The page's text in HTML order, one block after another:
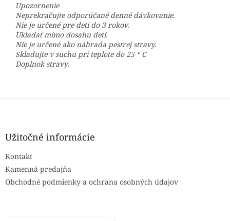
Upozornenie
Neprekračujte odporúčané denné dávkovanie.
Nie je určené pre deti do 3 rokov.
Ukladať mimo dosahu detí.
Nie je určené ako náhrada pestrej stravy.
Skladujte v suchu pri teplote do 25 ° C
Doplnok stravy.
Z
Užitočné informácie
Kontakt
Kamenná predajňa
Obchodné podmienky a ochrana osobných údajov